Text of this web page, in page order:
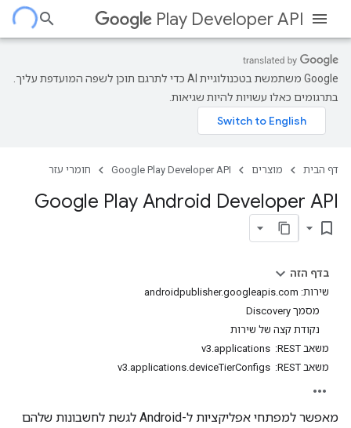
Play Developer API
‫Google משתמשת בטכנולוגיית AI כדי לתרגם תוכן לשפה המועדפת עליך.
בתרגומים כאלו עשויות להיות שגיאות.
דף הבית מוצרים Google Play Developer API חומרי עזר
Google Play Android Developer API
bookmark_border
בדף הזה
שירות: androidpublisher.googleapis.com
מסמך Discovery
נקודת קצה של שירות
משאב REST: ‏ v3.applications
משאב REST: ‏ v3.applications.deviceTierConfigs
מאפשר למפתחי אפליקציות ל-Android לגשת לחשבונות שלהם